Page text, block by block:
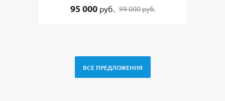
15 000 руб. 10 500 руб.
ВСЕ ПРЕДЛОЖЕНИЯ